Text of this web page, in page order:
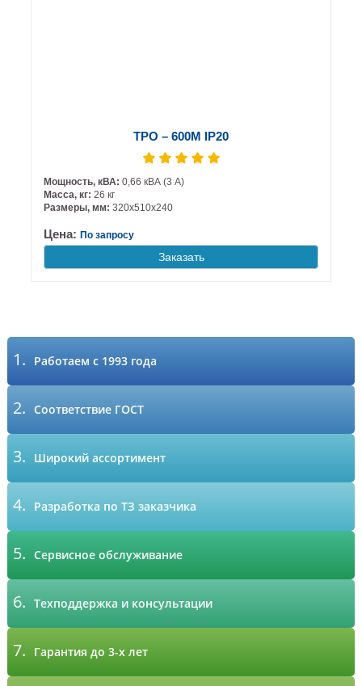
ТРО – 600М IP20
Мощность, кВА: 0,66 кВА (3 А)
Масса, кг: 26 кг
Размеры, мм: 320х510х240
Цена: По запросу
Заказать
1. Работаем с 1993 года
2. Соответствие ГОСТ
3. Широкий ассортимент
4. Разработка по ТЗ заказчика
5. Сервисное обслуживание
6. Техподдержка и консультации
7. Гарантия до 3-х лет